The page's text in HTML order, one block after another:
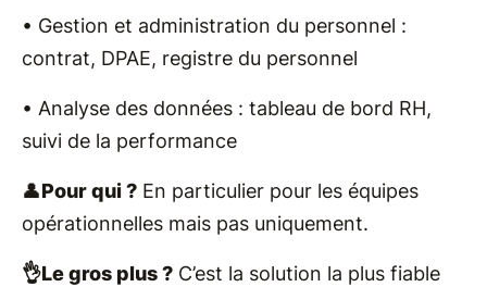
• Gestion et administration du personnel :
contrat, DPAE, registre du personnel
• Analyse des données : tableau de bord RH,
suivi de la performance
👤Pour qui ? En particulier pour les équipes
opérationnelles mais pas uniquement.
👌Le gros plus ? C’est la solution la plus fiable